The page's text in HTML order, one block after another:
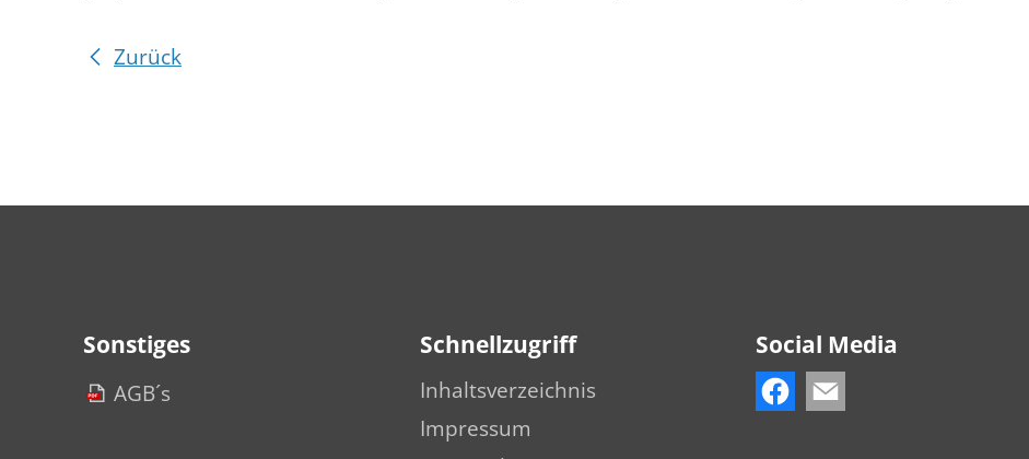
Zurück
Sonstiges
AGB´s
Schnellzugriff
Inhaltsverzeichnis
Impressum
Social Media